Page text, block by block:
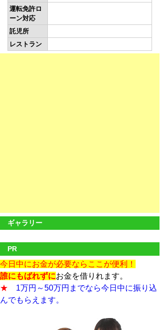
運転免許ロ
ーン対応
託児所
レストラン
ギャラリー
PR
今日中にお金が必要ならここが便利！
誰にもばれずにお金を借りれます。
★
1万円～50万円までなら今日中に振り込
んでもらえます。